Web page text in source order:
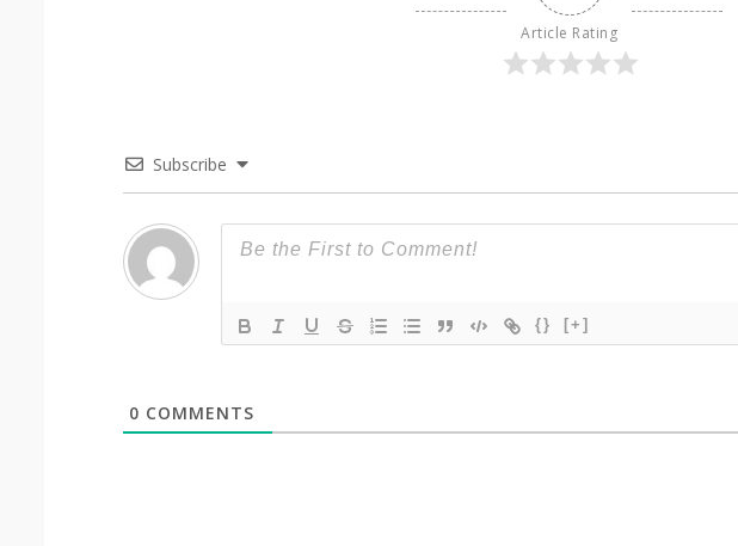
Article Rating
Subscribe
{} [+]
0 COMMENTS